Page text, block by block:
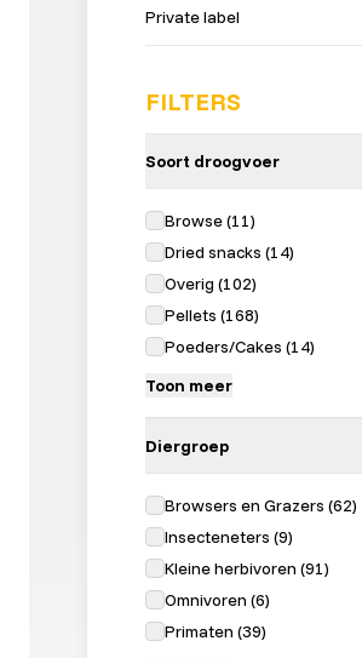
Private label
FILTERS
Soort droogvoer
Browse(11)
Dried snacks (14)
Overig (102)
Pellets (168)
Poeders/Cakes (14)
Toon meer
Diergroep
Browsers en Grazers (62)
Insecteneters (9)
Kleine herbivoren (91)
Omnivoren (6)
Primaten (39)